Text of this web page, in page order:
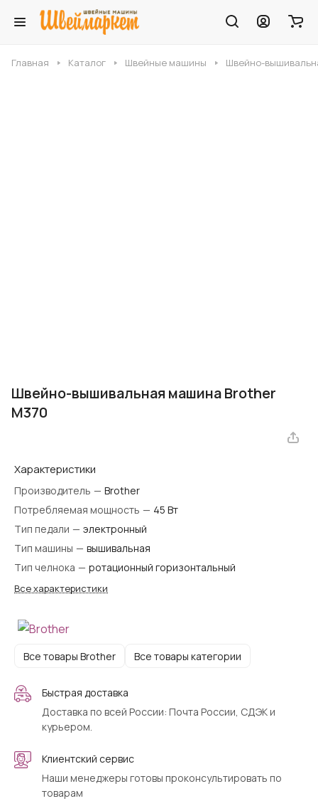
Главная Каталог Швейные машины Швейно-
Швейно-вышивальная машина Brother
M370
Характеристики
Производитель — Brother
Потребляемая мощность — 45 Вт
Тип педали — электронный
Тип машины — вышивальная
Тип челнока — ротационный горизонтальный
Все характеристики
Все товары Brother Все товары категории
Быстрая доставка
Доставка по всей России: Почта России, СДЭК и
курьером.
Клиентский сервис
Наши менеджеры готовы проконсультировать по
товарам